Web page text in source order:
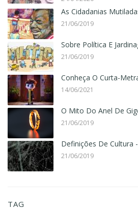
As Cidadanias
21/06/2019
Sobre Política E
21/06/2019
Conheça O Curta-
14/06/2021
O Mito Do Anel De
21/06/2019
Definições De Cultura
21/06/2019
TAG